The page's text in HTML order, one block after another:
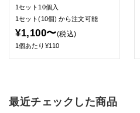
1セット10個入
1セット(10個)から注文可能
¥1,100〜(税込)
1個あたり¥110
最近チェックした商品